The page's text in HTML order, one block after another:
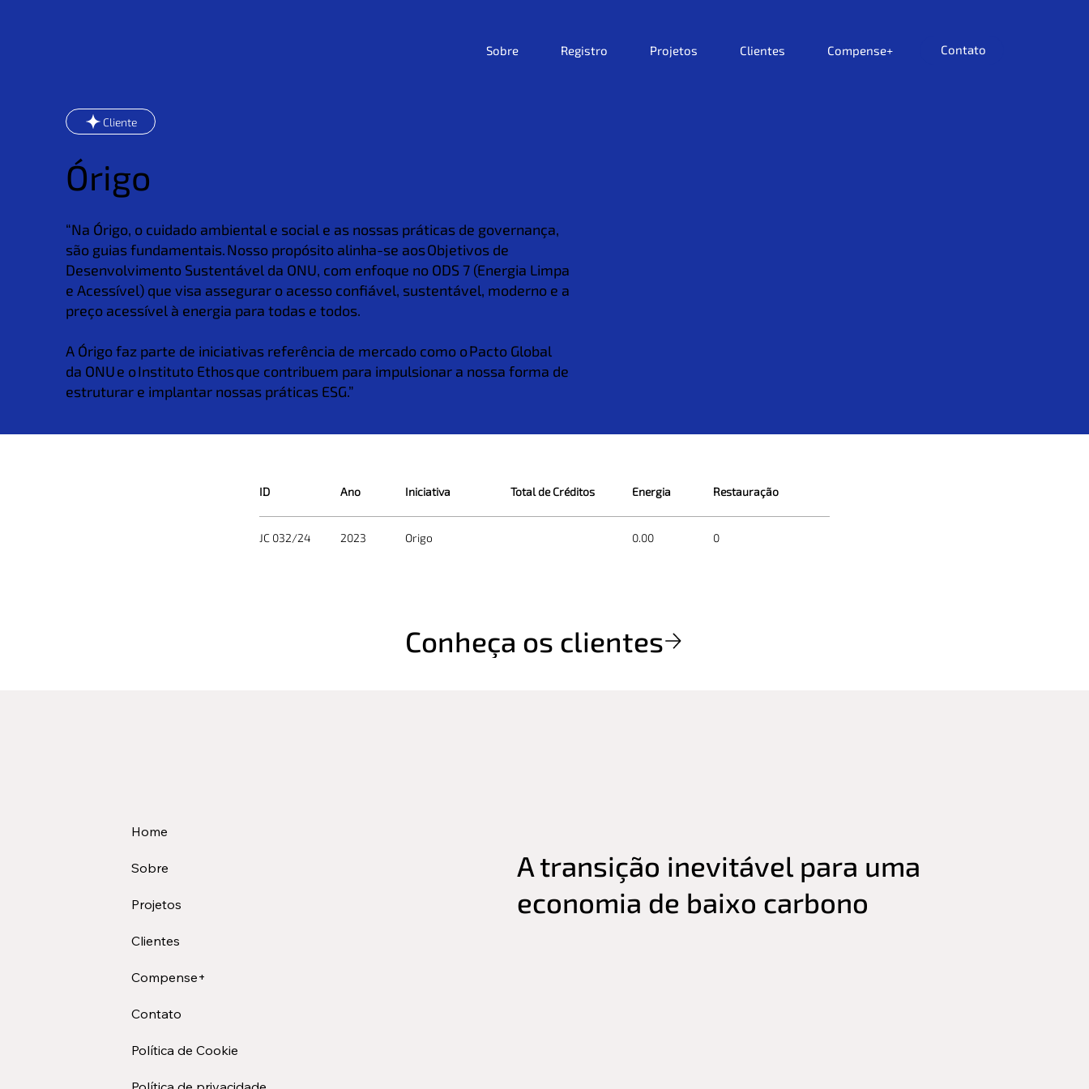
Sobre Registro Projetos Clientes Compense+ Contato
Cliente
Órigo
“Na Órigo, o cuidado ambiental e social e as nossas práticas de governança,
são guias fundamentais. Nosso propósito alinha-se aos Objetivos de
Desenvolvimento Sustentável da ONU, com enfoque no ODS 7 (Energia Limpa
e Acessível) que visa assegurar o acesso confiável, sustentável, moderno e a
preço acessível à energia para todas e todos.
A Órigo faz parte de iniciativas referência de mercado como o Pacto Global
da ONU e o Instituto Ethos que contribuem para impulsionar a nossa forma de
estruturar e implantar nossas práticas ESG.”
ID Ano Iniciativa Total de Créditos Energia Restauração
JC 032/24 2023 Origo 0.00 0
Conheça os clientes
Home
Sobre
Projetos
Clientes
Compense+
Contato
Política de Cookie
A transição inevitável para uma
economia de baixo carbono